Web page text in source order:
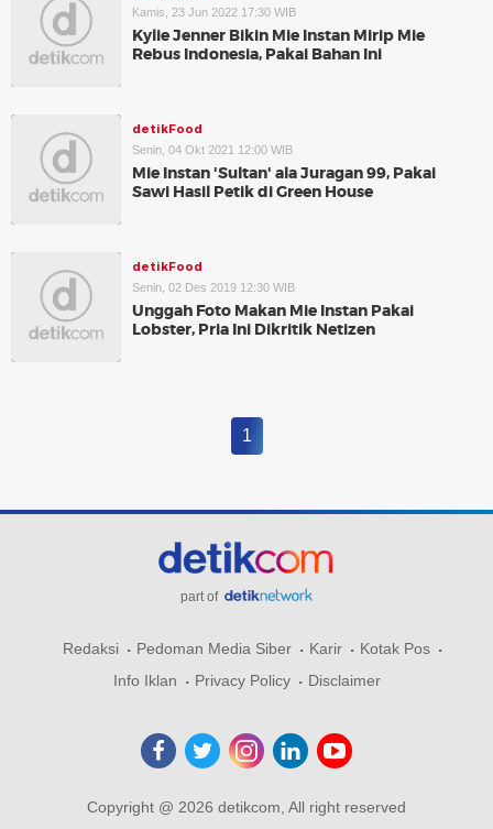
Kamis, 23 Jun 2022 17:30 WIB
Kylie Jenner Bikin Mie Instan Mirip Mie
Rebus Indonesia, Pakai Bahan Ini
detikFood
Senin, 04 Okt 2021 12:00 WIB
Mie Instan 'Sultan' ala Juragan 99, Pakai
Sawi Hasil Petik di Green House
detikFood
Senin, 02 Des 2019 12:30 WIB
Unggah Foto Makan Mie Instan Pakai
Lobster, Pria Ini Dikritik Netizen
1
part of
Redaksi Pedoman Media Siber Karir
Kotak Pos
Info Iklan
Privacy Policy Disclaimer
Copyright @ 2026 detikcom, All right reserved